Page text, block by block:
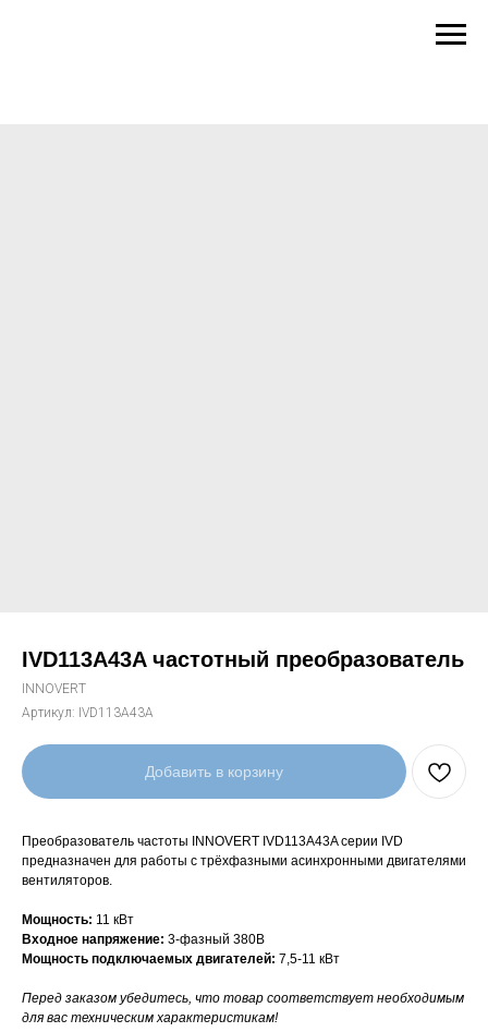
IVD113A43A частотный преобразователь
INNOVERT
Артикул: IVD113A43A
Добавить в корзину
Преобразователь частоты INNOVERT IVD113A43A серии IVD
предназначен для работы с трёхфазными асинхронными двигателями
вентиляторов.
Мощность: 11 кВт
Входное напряжение: 3-фазный 380В
Мощность подключаемых двигателей: 7,5-11 кВт
Перед заказом убедитесь, что товар соответствует необходимым
для вас техническим характеристикам!